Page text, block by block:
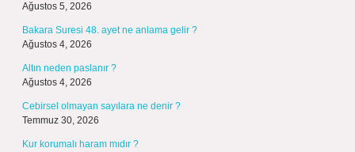
Ağustos 5, 2026
Bakara Suresi 48. ayet ne anlama gelir ?
Ağustos 4, 2026
Altın neden paslanır ?
Ağustos 4, 2026
Cebirsel olmayan sayılara ne denir ?
Temmuz 30, 2026
Kur korumalı haram mıdır ?